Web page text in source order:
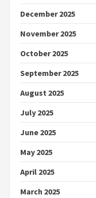
December 2025
November 2025
October 2025
September 2025
August 2025
July 2025
June 2025
May 2025
April 2025
March 2025